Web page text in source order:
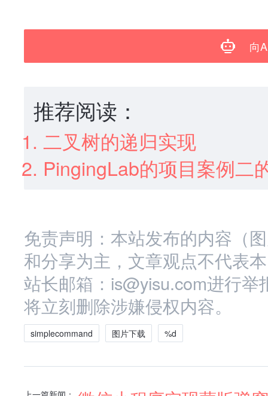
向
推荐阅读：
二叉树的递归实现
PingingLab的项目案例二
免责声明：本站发布的内容（
和分享为主，文章观点不代表
站长邮箱：is@yisu.com进行
将立刻删除涉嫌侵权内容。
simplecommand 图片下载 %d